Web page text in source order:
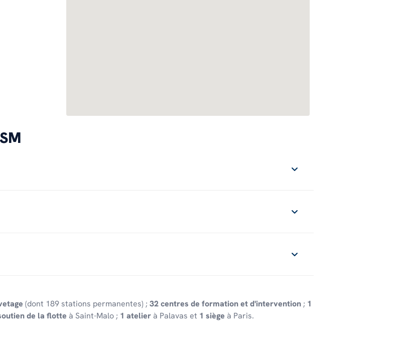
(dont 189 stations permanentes) ; 32 centres de formation et d'intervention ; 1
de la flotte à Saint-Malo ; 1 atelier à Palavas et 1 siège à Paris.